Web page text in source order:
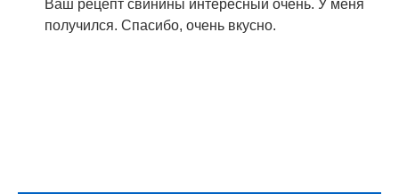
Ваш рецепт свинины интересный очень. У меня
получился. Спасибо, очень вкусно.